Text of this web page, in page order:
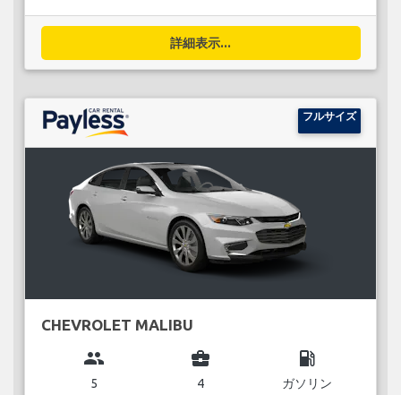
詳細表示...
フルサイズ
CHEVROLET MALIBU
group
5
business_center
4
local_gas_station
ガソリン